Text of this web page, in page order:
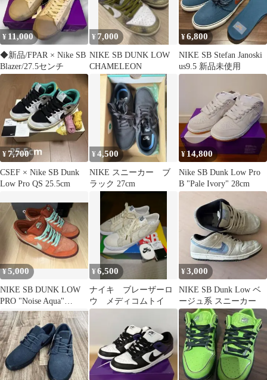
¥ 11,000
◆新品/FPAR × Nike SB
Blazer/27.5センチ
¥ 7,000
NIKE SB DUNK LOW
CHAMELEON
¥6,800
NIKE SB Stefan Janoski
us9.5 新品未使用
¥7,700
CSEF × Nike SB Dunk
Low Pro QS 25.5cm
¥4,500
NIKE スニーカー ブ
ラック 27cm
¥14,800
Nike SB Dunk Low Pro
B "Pale Ivory" 28cm
¥5,000
NIKE SB DUNK LOW
PRO "Noise Aqua"
29.5cm
¥6,500
ナイキ ブレーザーロ
ウ メディコムトイ
¥3,000
NIKE SB Dunk Low ベ
ージュ系 スニーカー